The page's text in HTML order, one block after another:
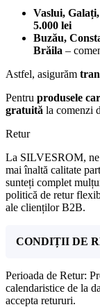
Vaslui,
5.000 lei
Buzău,
Brăila –
Astfel, asigurăm
Pentru produsele
gratuită la comenzi
Retur
La SILVESROM, ne
mai înaltă calitate
sunteți complet
politică de retur
ale clienților B2B.
CONDIȚII DE
Perioada de Retur:
calendaristice de la
accepta retururi.